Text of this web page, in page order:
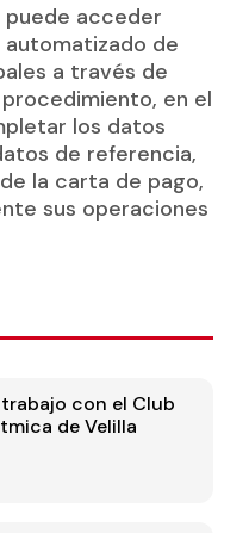
puede acceder
de
a través de
en el
los datos
de referencia,
la carta de pago,
sus operaciones
con el Club
de Velilla